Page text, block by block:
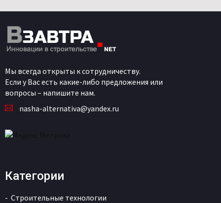
Мы всегда открыты к сотрудничеству.
Если у Вас есть какие-либо предложения или
вопросы – напишите нам.
nasha-alternativa@yandex.ru
Категории
Строительные технологии